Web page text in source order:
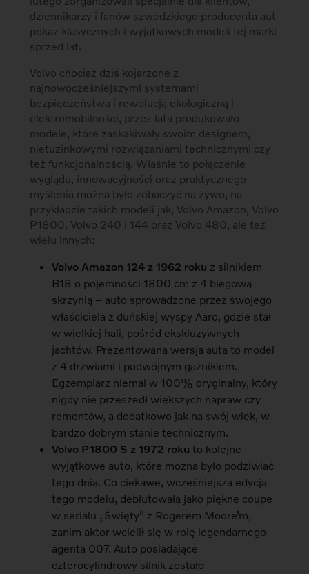
dziennikarzy i fanów szwedzkiego producenta aut
pokaz klasycznych i wyjątkowych modeli tej marki
sprzed lat.
Volvo chociaż dziś kojarzone z
najnowocześniejszymi systemami
bezpieczeństwa i rewolucją ekologiczną i
elektromobilności, przez lata produkowało
modele, które zaskakiwały swoim designem,
nietuzinkowymi rozwiązaniami technicznymi czy
też funkcjonalnością. Właśnie to połączenie
wyglądu, innowacyjności oraz praktycznego
myślenia można było zobaczyć na żywo, na
przykładzie takich modeli jak, Volvo Amazon, Volvo
P1800, Volvo 240 i 144 oraz Volvo 480, ale też
wielu innych:
Volvo Amazon 124 z 1962 roku z silnikiem
B18 o pojemności 1800 cm z 4 biegową
skrzynią – auto sprowadzone przez swojego
właściciela z duńskiej wyspy Aaro, gdzie stał
w wielkiej hali, pośród ekskluzywnych
jachtów. Prezentowana wersja auta to model
z 4 drzwiami i podwójnym gaźnikiem.
Egzemplarz niemal w 100% oryginalny, który
nigdy nie przeszedł większych napraw czy
remontów, a dodatkowo jak na swój wiek, w
bardzo dobrym stanie technicznym.
Volvo P1800 S z 1972 rokuto kolejne
wyjątkowe auto, które można było podziwiać
tego dnia. Co ciekawe, wcześniejsza edycja
tego modelu, debiutowała jako piękne coupe
w serialu „Święty” z Rogerem Moore’m,
zanim aktor wcielił się w rolę legendarnego
agenta 007. Auto posiadające
czterocylindrowy silnik zostało